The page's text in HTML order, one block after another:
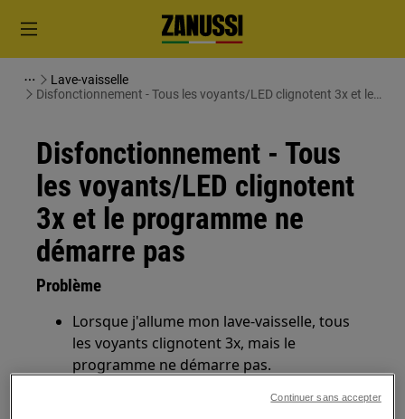
Lave-vaisselle
Disfonctionnement - Tous les voyants/LED clignotent 3x et le
Disfonctionnement - Tous
les voyants/LED clignotent
3x et le programme ne
démarre pas
Problème
Lorsque j'allume mon lave-vaisselle, tous
les voyants clignotent 3x, mais le
programme ne démarre pas.
vaisselle, toutes les LED clignotent trois
Continuer sans accepter